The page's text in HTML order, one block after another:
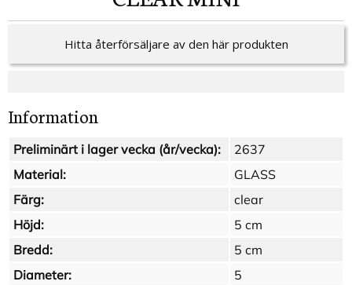
Hitta återförsäljare av den här produkten
Information
Preliminärt i lager vecka (år/vecka):
2637
Material:
GLASS
Färg:
clear
Höjd:
5 cm
Bredd:
5 cm
Diameter:
5